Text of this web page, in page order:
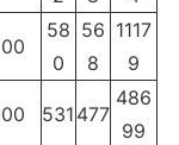
58
0
56
8
1117
9
531 477
486
99